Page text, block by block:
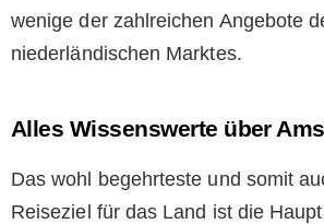
wenige der zahlreichen Angebote
niederländischen Marktes.
Alles Wissenswerte über
Das wohl begehrteste und somit
Reiseziel für das Land ist die